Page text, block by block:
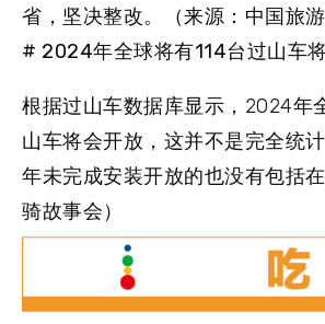
省，坚决整改。（来源：中国旅游
# 2024年全球将有114台过山车
根据过山车数据库显示，2024年
山车将会开放，这并不是完全统
年未完成安装开放的也没有包括
骑故事会）